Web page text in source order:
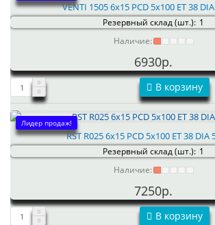
VENTI 1505 6x15 PCD 5x100 ET 38
Резервный склад (шт.): 1
Наличие:
6930р.
В корзину
Лидер продаж!
RST R025 6x15 PCD 5x100 ET 38 DIA
Резервный склад (шт.): 1
Наличие:
7250р.
В корзину